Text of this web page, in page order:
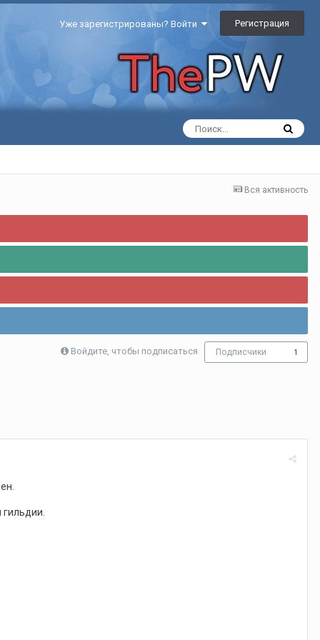
Уже зарегистрированы? Войти Регистрация
Вся активность
Войдите, чтобы подписаться Подписчики 1